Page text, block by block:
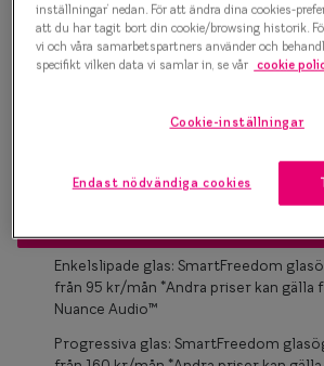
Bågstorlek
S
M
Osäker på vilken storlek du har? Se vår
Enkelslipade glas: SmartFreedom
från 95 kr/mån *Andra priser kan gälla
Nuance Audio™
Progressiva glas: SmartFreedom
inställningar’ nedan. För att ändra dina cookies-
att du har tagit bort din cookie/browsing historik.
vi och våra samarbetspartners använder och
specifikt vilken data vi samlar in, se vår cookie
Cookie-inställningar
Endast nödvändiga cookies